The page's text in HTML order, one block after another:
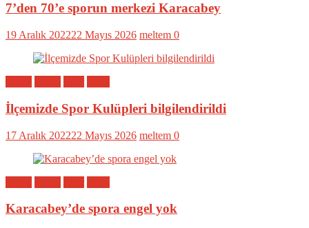
7’den 70’e sporun merkezi Karacabey
19 Aralık 202222 Mayıs 2026 meltem 0
İlçemizde Spor Kulüpleri bilgilendirildi
17 Aralık 202222 Mayıs 2026 meltem 0
Karacabey’de spora engel yok